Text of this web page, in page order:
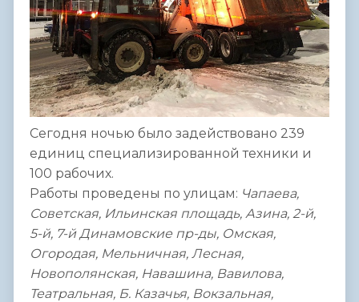
Сегодня ночью было задействовано 239
единиц специализированной техники и
100 рабочих.
Работы проведены по улицам: Чапаева,
Советская, Ильинская площадь, Азина, 2-й,
5-й, 7-й Динамовские пр-ды, Омская,
Огородая, Мельничная, Лесная,
Новополянская, Навашина, Вавилова,
Театральная, Б. Казачья, Вокзальная,